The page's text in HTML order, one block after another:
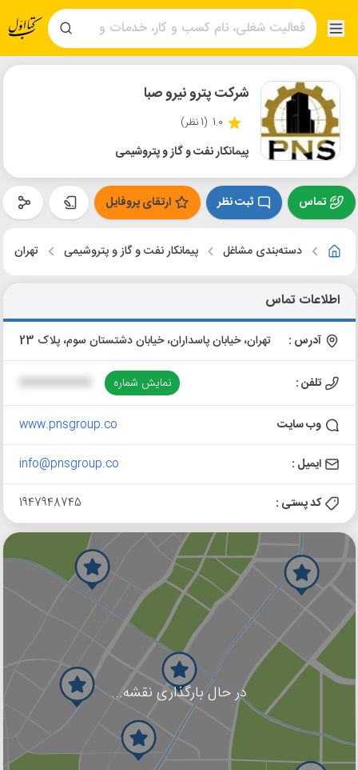
شرکت پترو نیرو صبا
1.0 (1 نظر)
پیمانکار نفت و گاز و پتروشیمی
تماس ثبت نظر ارتقای پروفایل
دسته‌بندی مشاغل پیمانکار نفت و گاز و پتروشیمی تهران
اطلاعات تماس
آدرس : تهران، خیابان پاسداران، خیابان دشتستان سوم، پلاک 23
تلفن : نمایش شماره
وب سایت www.pnsgroup.co
ایمیل : info@pnsgroup.co
کد پستی : 1947948745
در حال بارگذاری نقشه...